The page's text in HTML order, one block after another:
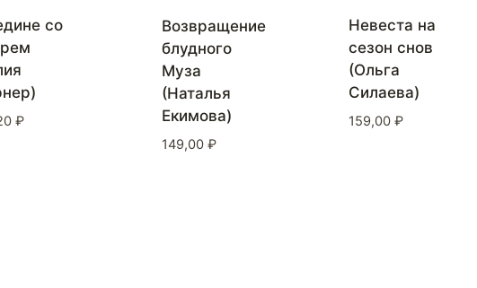
со
₽
Возвращение
блудного
Муза
(Наталья
Екимова)
149,00 ₽
Невеста на
сезон снов
(Ольга
Силаева)
159,00 ₽